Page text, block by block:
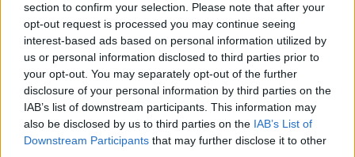
section to confirm your selection. Please note that after your
opt-out request is processed you may continue seeing
interest-based ads based on personal information utilized by
us or personal information disclosed to third parties prior to
your opt-out. You may separately opt-out of the further
disclosure of your personal information by third parties on the
IAB’s list of downstream participants. This information may
also be disclosed by us to third parties on the IAB’s List of
Downstream Participants that may further disclose it to other
Eventi in Gallura, da Jovanotti alla zuppa
gallurese: gli appuntamenti da non perdere
Lettini e arredi abusivi sulla spiaggia libera,
sequestri a Olbia e Arzachena
È morto Francesco Guccini, il maestro che